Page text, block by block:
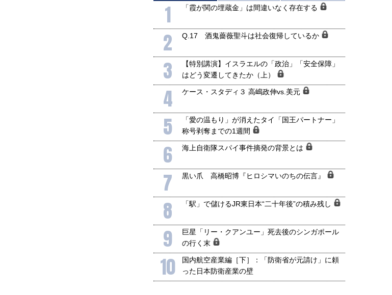
1 「霞が関の埋蔵金」は間違いなく存在する
2 Q.17 酒鬼薔薇聖斗は社会復帰しているか
3
【特別講演】イスラエルの「政治」「安全保障」
はどう変遷してきたか（上）
4 ケース・スタディ３ 高嶋政伸vs.美元
5
「愛の温もり」が消えたタイ「国王パートナー」
称号剥奪までの1週間
6 海上自衛隊スパイ事件摘発の背景とは
7 黒い爪 高橋昭博『ヒロシマいのちの伝言』
8 「駅」で儲けるJR東日本“二十年後”の積み残し
9
巨星「リー・クアンユー」死去後のシンガポール
の行く末
10
国内航空産業編［下］：「防衛省が元請け」に頼
った日本防衛産業の壁